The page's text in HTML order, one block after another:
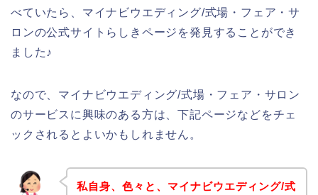
べていたら、マイナビウエディング/式場・フェア・サ
ロンの公式サイトらしきページを発見することができ
ました♪
なので、マイナビウエディング/式場・フェア・サロン
のサービスに興味のある方は、下記ページなどをチェ
ックされるとよいかもしれません。
私自身、色々と、マイナビウエディング/式